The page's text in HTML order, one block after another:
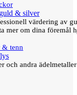
& silver
värdering av
mer om dina föremål
& tenn
och andra